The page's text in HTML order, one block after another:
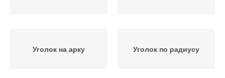
Уголок на арку Уголок по радиусу